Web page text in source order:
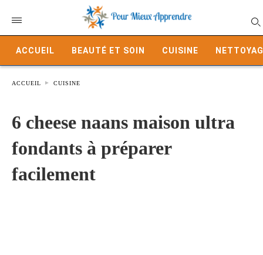
ACCUEIL BEAUTÉ ET SOIN CUISINE
ACCUEIL CUISINE
6 cheese naans maison ultra
fondants à préparer
facilement